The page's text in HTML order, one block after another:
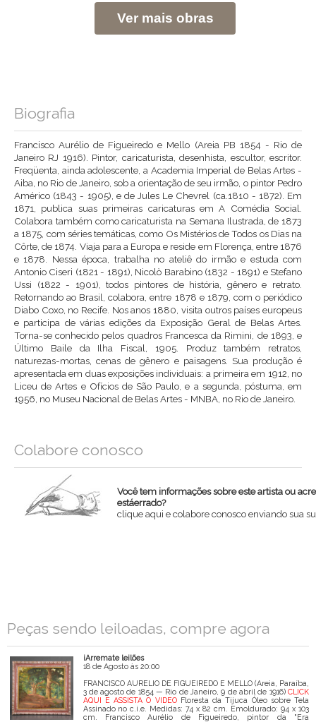
Ver mais obras
Biografia
Francisco Aurélio de Figueiredo e Mello (Areia PB 1854 - Rio de
Janeiro RJ 1916). Pintor, caricaturista, desenhista, escultor, escritor.
Freqüenta, ainda adolescente, a Academia Imperial de Belas Artes -
Aiba, no Rio de Janeiro, sob a orientação de seu irmão, o pintor Pedro
Américo (1843 - 1905), e de Jules Le Chevrel (ca.1810 - 1872). Em
1871, publica suas primeiras caricaturas em A Comédia Social.
Colabora também como caricaturista na Semana Ilustrada, de 1873
a 1875, com séries temáticas, como Os Mistérios de Todos os Dias na
Côrte, de 1874. Viaja para a Europa e reside em Florença, entre 1876
e 1878. Nessa época, trabalha no ateliê do irmão e estuda com
Antonio Ciseri (1821 - 1891), Nicolò Barabino (1832 - 1891) e Stefano
Ussi (1822 - 1901), todos pintores de história, gênero e retrato.
Retornando ao Brasil, colabora, entre 1878 e 1879, com o periódico
Diabo Coxo, no Recife. Nos anos 1880, visita outros países europeus
e participa de várias edições da Exposição Geral de Belas Artes.
Torna-se conhecido pelos quadros Francesca da Rimini, de 1893, e
Último Baile da Ilha Fiscal, 1905. Produz também retratos,
naturezas-mortas, cenas de gênero e paisagens. Sua produção é
apresentada em duas exposições individuais: a primeira em 1912, no
Liceu de Artes e Ofícios de São Paulo, e a segunda, póstuma, em
1956, no Museu Nacional de Belas Artes - MNBA, no Rio de Janeiro.
Colabore conosco
Você tem informações sobre este artista ou
estáerrado?
clique aqui e colabore conosco enviando sua
Peças sendo leiloadas, compre agora
iArremate leilões
18 de Agosto às 20:00
FRANCISCO AURELIO DE FIGUEIREDO E MELLO (Areia, Paraíba,
3 de agosto de 1854 — Rio de Janeiro, 9 de abril de 1916) CLICK
AQUI E ASSISTA O VIDEOFloresta da Tijuca Óleo sobre Tela
Assinado no c.i.e. Medidas: 74 x 82 cm. Emoldurado: 94 x 103
cm. Francisco Aurélio de Figueiredo, pintor da "Era